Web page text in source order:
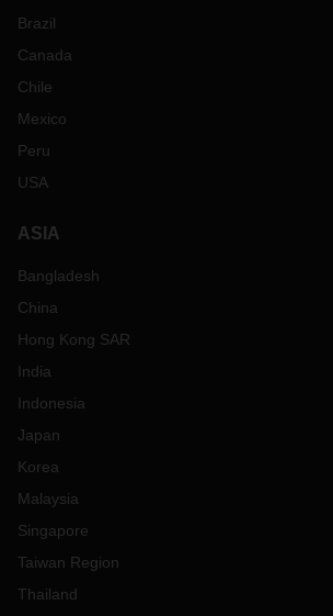
Brazil
Canada
Chile
Mexico
Peru
USA
ASIA
Bangladesh
China
Hong Kong SAR
India
Indonesia
Japan
Korea
Malaysia
Singapore
Taiwan Region
Thailand